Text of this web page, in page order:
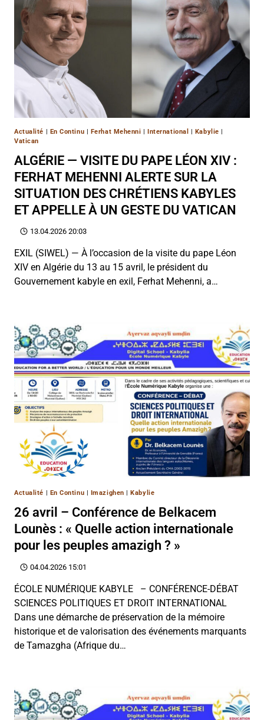
Actualité | En Continu | Ferhat Mehenni |International | Kabylie |
Vatican
ALGÉRIE — VISITE DU PAPE LÉON XIV :
FERHAT MEHENNI ALERTE SUR LA
SITUATION DES CHRÉTIENS KABYLES
ET APPELLE À UN GESTE DU VATICAN
13.04.2026 20:03
EXIL (SIWEL) — À l’occasion de la visite du pape Léon
XIV en Algérie du 13 au 15 avril, le président du
Gouvernement kabyle en exil, Ferhat Mehenni, a…
Actualité | En Continu | Imazighen |Kabylie
26 avril – Conférence de Belkacem
Lounès : « Quelle action internationale
pour les peuples amazigh ? »
04.04.2026 15:01
ÉCOLE NUMÉRIQUE KABYLE – CONFÉRENCE-DÉBAT
SCIENCES POLITIQUES ET DROIT INTERNATIONAL
Dans une démarche de préservation de la mémoire
historique et de valorisation des événements marquants
de Tamazgha (Afrique du…